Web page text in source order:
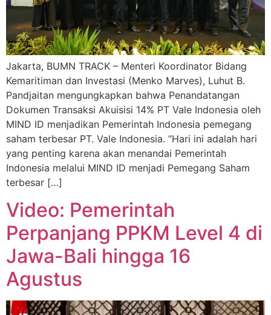
Jakarta, BUMN TRACK – Menteri Koordinator Bidang
Kemaritiman dan Investasi (Menko Marves), Luhut B.
Pandjaitan mengungkapkan bahwa Penandatangan
Dokumen Transaksi Akuisisi 14% PT Vale Indonesia oleh
MIND ID menjadikan Pemerintah Indonesia pemegang
saham terbesar PT. Vale Indonesia. “Hari ini adalah hari
yang penting karena akan menandai Pemerintah
Indonesia melalui MIND ID menjadi Pemegang Saham
terbesar […]
Video: Pemerintah
Perpanjang PPKM Level 4 di
Jawa-Bali hingga 16
Agustus